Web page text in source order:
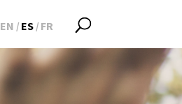
EN ES FR